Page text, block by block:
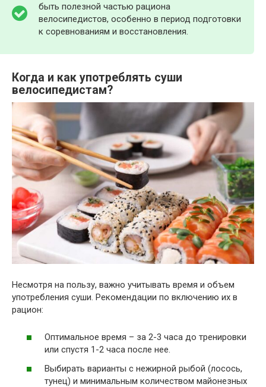
быть полезной частью рациона
велосипедистов, особенно в период подготовки
к соревнованиям и восстановления.
Когда и как употреблять суши
велосипедистам?
Несмотря на пользу, важно учитывать время и объем
употребления суши. Рекомендации по включению их в
рацион:
Оптимальное время – за 2-3 часа до тренировки
или спустя 1-2 часа после нее.
Выбирать варианты с нежирной рыбой (лосось,
тунец) и минимальным количеством майонезных